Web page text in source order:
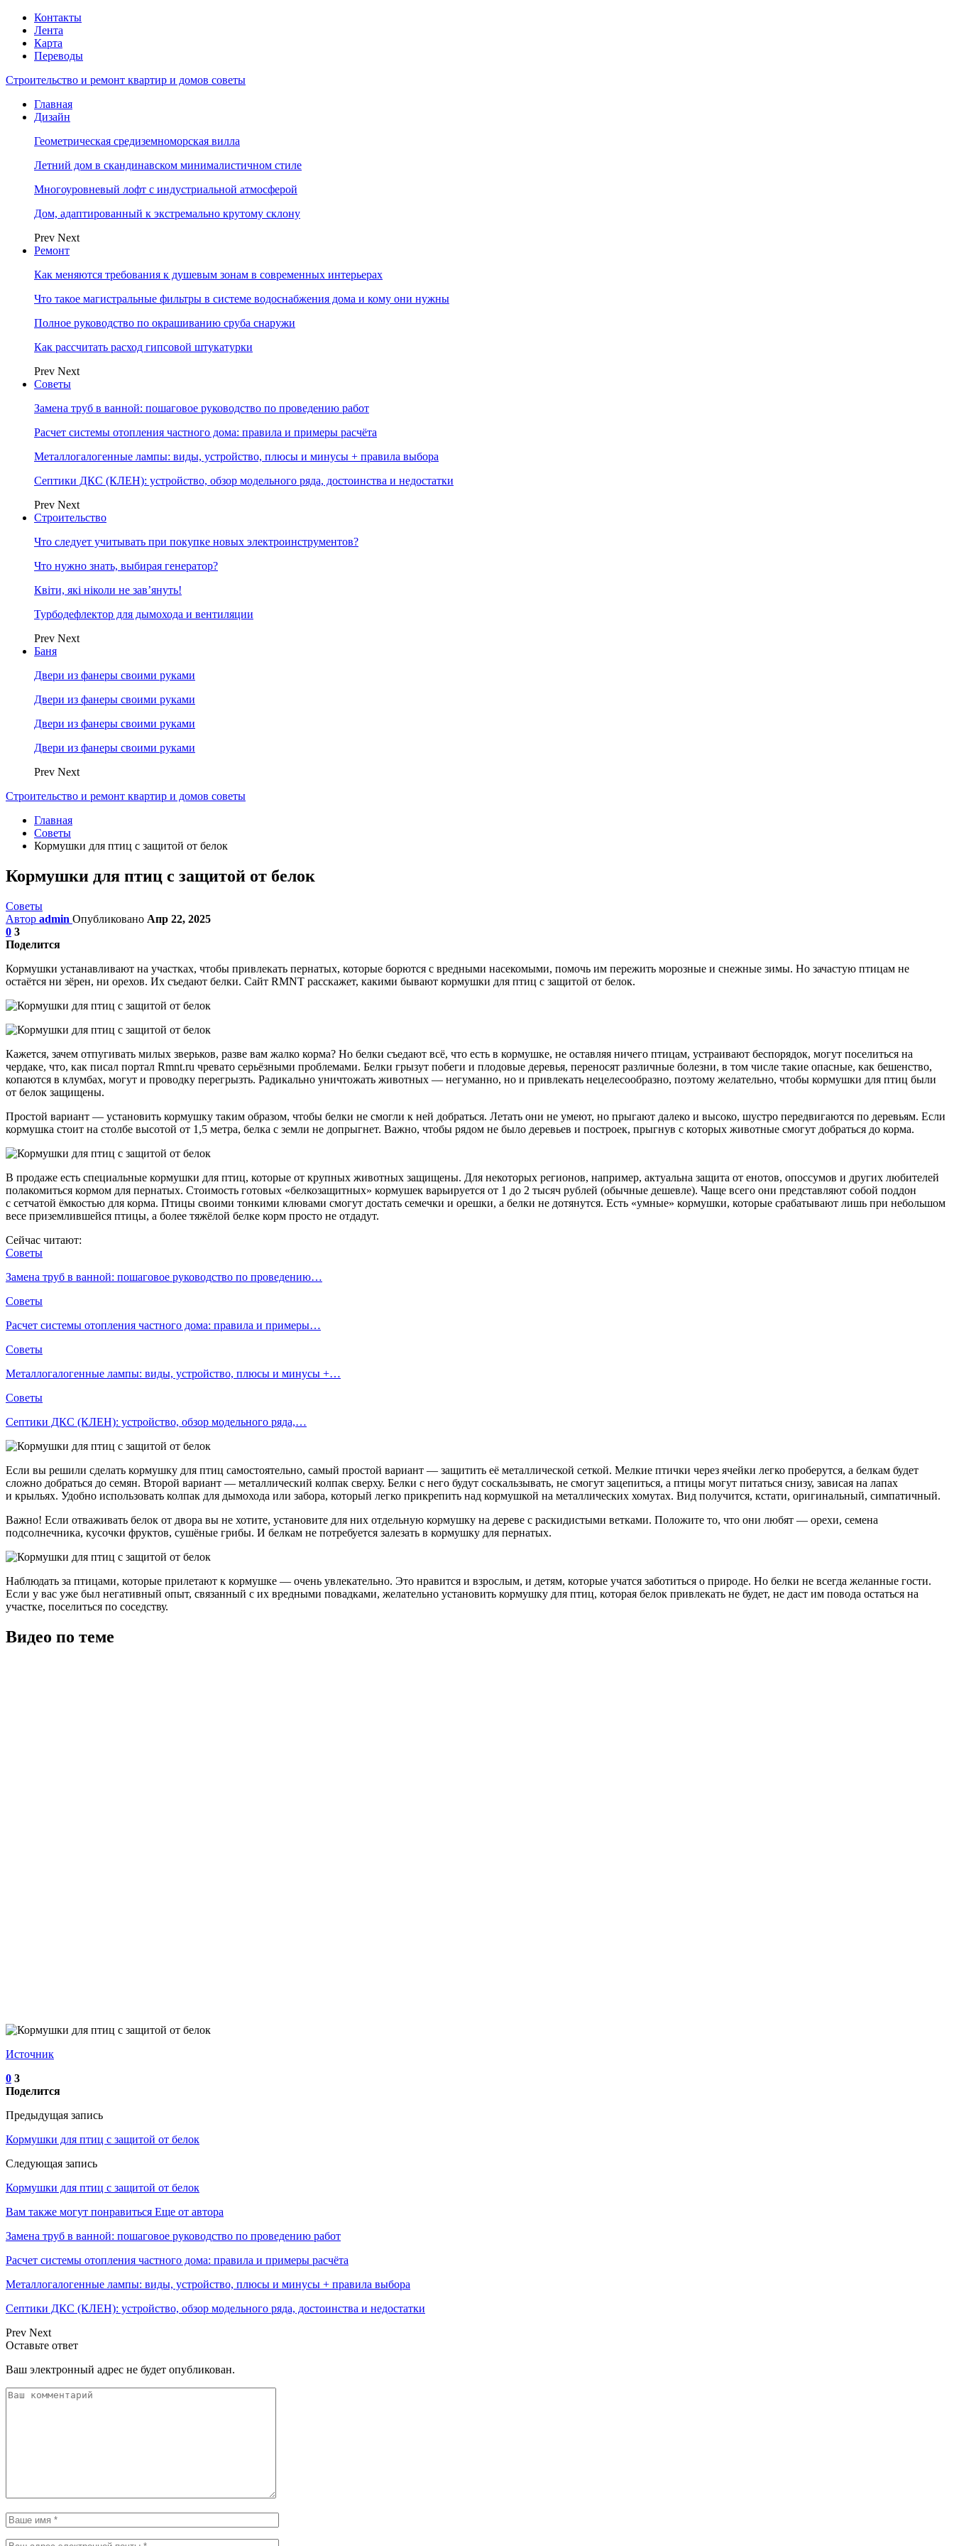
Контакты
Лента
Карта
Переводы
Строительство и ремонт квартир и домов советы
Главная
Дизайн
Геометрическая средиземноморская вилла
Летний дом в скандинавском минималистичном стиле
Многоуровневый лофт с индустриальной атмосферой
Дом, адаптированный к экстремально крутому склону
Prev Next
Ремонт
Как меняются требования к душевым зонам в современных интерьерах
Что такое магистральные фильтры в системе водоснабжения дома и кому они нужны
Полное руководство по окрашиванию сруба снаружи
Как рассчитать расход гипсовой штукатурки
Prev Next
Советы
Замена труб в ванной: пошаговое руководство по проведению работ
Расчет системы отопления частного дома: правила и примеры расчёта
Металлогалогенные лампы: виды, устройство, плюсы и минусы + правила выбора
Септики ДКС (КЛЕН): устройство, обзор модельного ряда, достоинства и недостатки
Prev Next
Строительство
Что следует учитывать при покупке новых электроинструментов?
Что нужно знать, выбирая генератор?
Квіти, які ніколи не зав’януть!
Турбодефлектор для дымохода и вентиляции
Prev Next
Баня
Двери из фанеры своими руками
Двери из фанеры своими руками
Двери из фанеры своими руками
Двери из фанеры своими руками
Prev Next
Строительство и ремонт квартир и домов советы
Главная
Советы
Кормушки для птиц с защитой от белок
Кормушки для птиц с защитой от белок
Советы
Автор admin Опубликовано Апр 22, 2025
0 3
Поделится
Кормушки устанавливают на участках, чтобы привлекать пернатых, которые борются с вредными насекомыми, помочь им пережить морозные и снежные зимы. Но зачастую птицам не
остаётся ни зёрен, ни орехов. Их съедают белки. Сайт RMNT расскажет, какими бывают кормушки для птиц с защитой от белок.
Кажется, зачем отпугивать милых зверьков, разве вам жалко корма? Но белки съедают всё, что есть в кормушке, не оставляя ничего птицам, устраивают беспорядок, могут поселиться на
чердаке, что, как писал портал Rmnt.ru чревато серьёзными проблемами. Белки грызут побеги и плодовые деревья, переносят различные болезни, в том числе такие опасные, как бешенство,
копаются в клумбах, могут и проводку перегрызть. Радикально уничтожать животных — негуманно, но и привлекать нецелесообразно, поэтому желательно, чтобы кормушки для птиц были
от белок защищены.
Простой вариант — установить кормушку таким образом, чтобы белки не смогли к ней добраться. Летать они не умеют, но прыгают далеко и высоко, шустро передвигаются по деревьям. Если
кормушка стоит на столбе высотой от 1,5 метра, белка с земли не допрыгнет. Важно, чтобы рядом не было деревьев и построек, прыгнув с которых животные смогут добраться до корма.
В продаже есть специальные кормушки для птиц, которые от крупных животных защищены. Для некоторых регионов, например, актуальна защита от енотов, опоссумов и других любителей
полакомиться кормом для пернатых. Стоимость готовых «белкозащитных» кормушек варьируется от 1 до 2 тысяч рублей (обычные дешевле). Чаще всего они представляют собой поддон
с сетчатой ёмкостью для корма. Птицы своими тонкими клювами смогут достать семечки и орешки, а белки не дотянутся. Есть «умные» кормушки, которые срабатывают лишь при небольшом
весе приземлившейся птицы, а более тяжёлой белке корм просто не отдадут.
Сейчас читают:
Советы
Замена труб в ванной: пошаговое руководство по проведению…
Советы
Расчет системы отопления частного дома: правила и примеры…
Советы
Металлогалогенные лампы: виды, устройство, плюсы и минусы +…
Советы
Септики ДКС (КЛЕН): устройство, обзор модельного ряда,…
Если вы решили сделать кормушку для птиц самостоятельно, самый простой вариант — защитить её металлической сеткой. Мелкие птички через ячейки легко проберутся, а белкам будет
сложно добраться до семян. Второй вариант — металлический колпак сверху. Белки с него будут соскальзывать, не смогут зацепиться, а птицы могут питаться снизу, зависая на лапах
и крыльях. Удобно использовать колпак для дымохода или забора, который легко прикрепить над кормушкой на металлических хомутах. Вид получится, кстати, оригинальный, симпатичный.
Важно! Если отваживать белок от двора вы не хотите, установите для них отдельную кормушку на дереве с раскидистыми ветками. Положите то, что они любят — орехи, семена
подсолнечника, кусочки фруктов, сушёные грибы. И белкам не потребуется залезать в кормушку для пернатых.
Наблюдать за птицами, которые прилетают к кормушке — очень увлекательно. Это нравится и взрослым, и детям, которые учатся заботиться о природе. Но белки не всегда желанные гости.
Если у вас уже был негативный опыт, связанный с их вредными повадками, желательно установить кормушку для птиц, которая белок привлекать не будет, не даст им повода остаться на
участке, поселиться по соседству.
Видео по теме
Источник
0 3
Поделится
Предыдущая запись
Кормушки для птиц с защитой от белок
Следующая запись
Кормушки для птиц с защитой от белок
Вам также могут понравиться Еще от автора
Замена труб в ванной: пошаговое руководство по проведению работ
Расчет системы отопления частного дома: правила и примеры расчёта
Металлогалогенные лампы: виды, устройство, плюсы и минусы + правила выбора
Септики ДКС (КЛЕН): устройство, обзор модельного ряда, достоинства и недостатки
Prev Next
Оставьте ответ
Ваш электронный адрес не будет опубликован.